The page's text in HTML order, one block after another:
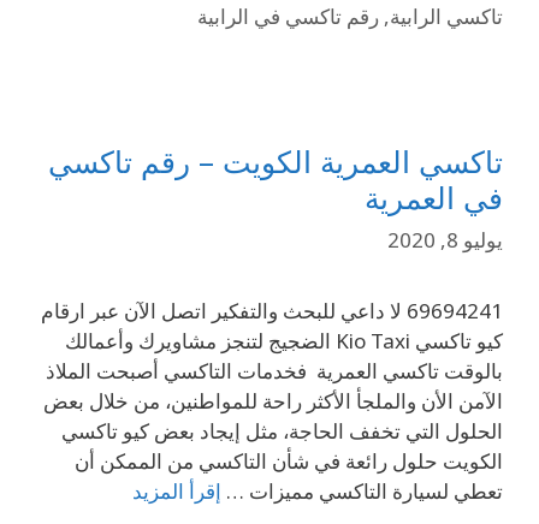
تاكسي الرابية, رقم تاكسي في الرابية
تاكسي العمرية الكويت – رقم تاكسي
في العمرية
يوليو 8, 2020
69694241 لا داعي للبحث والتفكير اتصل الآن عبر ارقام
كيو تاكسي Kio Taxi الضجيج لتنجز مشاويرك وأعمالك
بالوقت تاكسي العمرية فخدمات التاكسي أصبحت الملاذ
الآمن الأن والملجأ الأكثر راحة للمواطنين، من خلال بعض
الحلول التي تخفف الحاجة، مثل إيجاد بعض كيو تاكسي
الكويت حلول رائعة في شأن التاكسي من الممكن أن
تعطي لسيارة التاكسي مميزات … إقرأ المزيد